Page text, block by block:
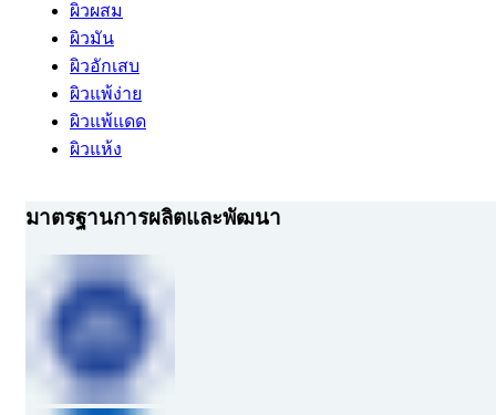
ผิวผสม
ผิวมัน
ผิวอักเสบ
ผิวแพ้ง่าย
ผิวแพ้แดด
ผิวแห้ง
มาตรฐานการผลิตและพัฒนา